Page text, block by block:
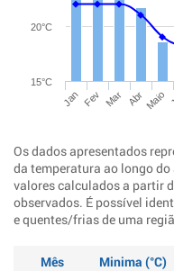
Jan Fev Mar Abr Maio
15°C
20°C
Os dados apresentados
da temperatura ao longo
valores calculados a partir
observados. É possível
e quentes/frias de uma
Mês Minima (°C)